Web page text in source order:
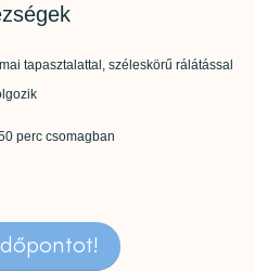
tapasztalattal, széleskörű rálátással
perc csomagban